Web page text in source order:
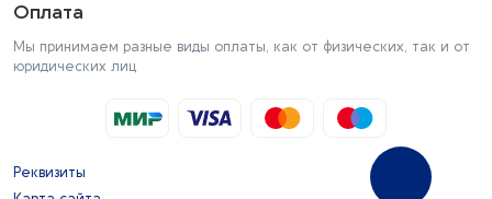
Оплата
Мы принимаем разные виды оплаты, как от физических, так и от
юридических лиц
Реквизиты